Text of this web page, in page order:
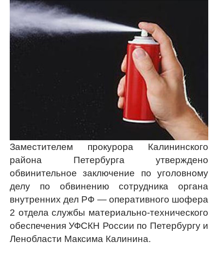
Заместителем прокурора Калининского
района Петербурга утверждено
обвинительное заключение по уголовному
делу по обвинению сотрудника органа
внутренних дел РФ — оперативного шофера
2 отдела службы материально-технического
обеспечения УФСКН России по Петербургу и
Ленобласти Максима Калинина.